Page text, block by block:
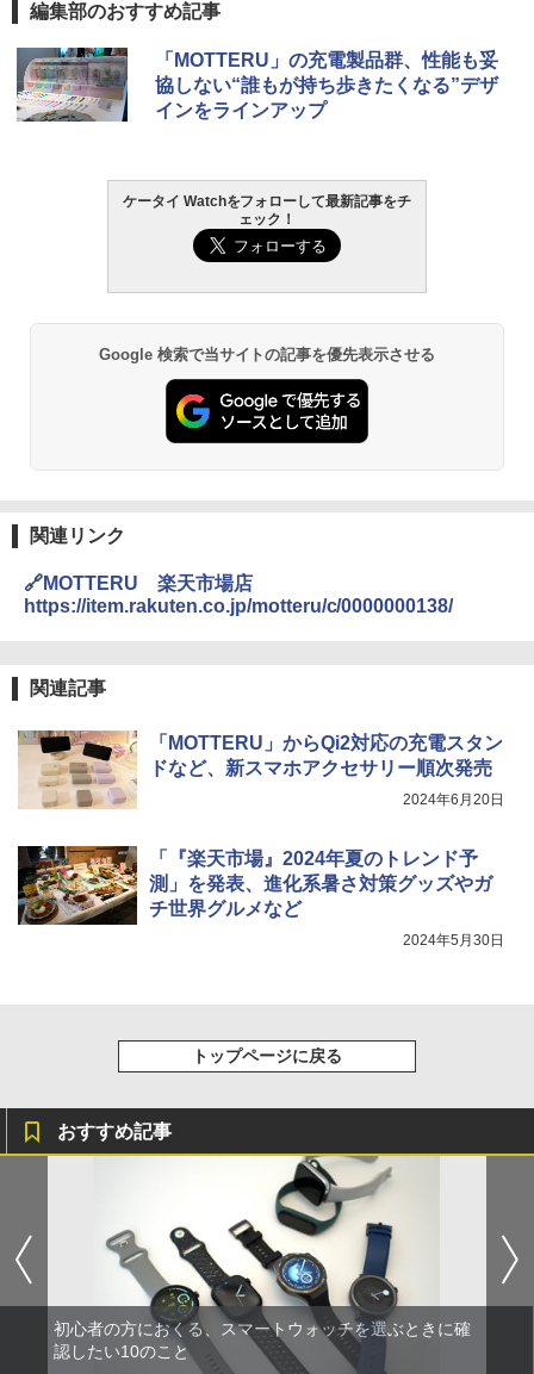
編集部のおすすめ記事
「MOTTERU」の充電製品群、性能も妥
協しない“誰もが持ち歩きたくなる”デザ
インをラインアップ
ケータイ Watchをフォローして最新記事をチ
ェック！
Google 検索で当サイトの記事を優先表示させる
関連リンク
🔗MOTTERU 楽天市場店
https://item.rakuten.co.jp/motteru/c/0000000138/
関連記事
「MOTTERU」からQi2対応の充電スタン
ドなど、新スマホアクセサリー順次発売
2024年6月20日
「『楽天市場』2024年夏のトレンド予
測」を発表、進化系暑さ対策グッズやガ
チ世界グルメなど
2024年5月30日
トップページに戻る
おすすめ記事
初心者の方におくる、スマートウォッチを選ぶときに確
認したい10のこと